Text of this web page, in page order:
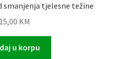
smanjenja tjelesne težine
15,00 KM
u korpu